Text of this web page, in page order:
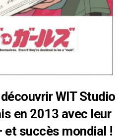
WIT Studio
en 2013 avec leur
et succès mondial !